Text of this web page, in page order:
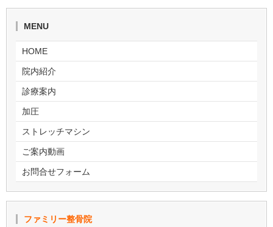
MENU
HOME
院内紹介
診療案内
加圧
ストレッチマシン
ご案内動画
お問合せフォーム
ファミリー整骨院